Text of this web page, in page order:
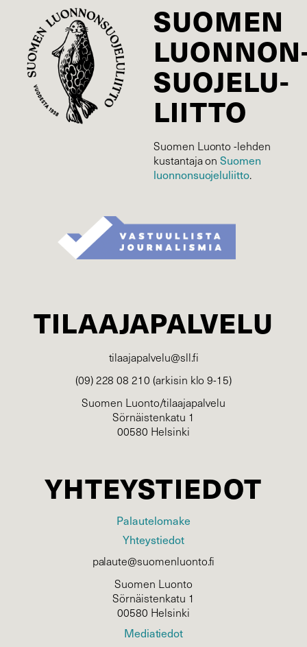
SUOMEN
SUOJELU­
LIITTO
Suomen Luonto -lehden
kustantaja onSuomen
luonnonsuojelu­liitto.
TILAAJAPALVELU
tilaajapalvelu@sll.fi
(09) 228 08 210 (arkisin klo 9-15)
Suomen Luonto/tilaajapalvelu
Sörnäistenkatu 1
00580 Helsinki
YHTEYSTIEDOT
Palautelomake
Yhteystiedot
palaute@suomenluonto.fi
Suomen Luonto
Sörnäistenkatu 1
00580 Helsinki
Mediatiedot